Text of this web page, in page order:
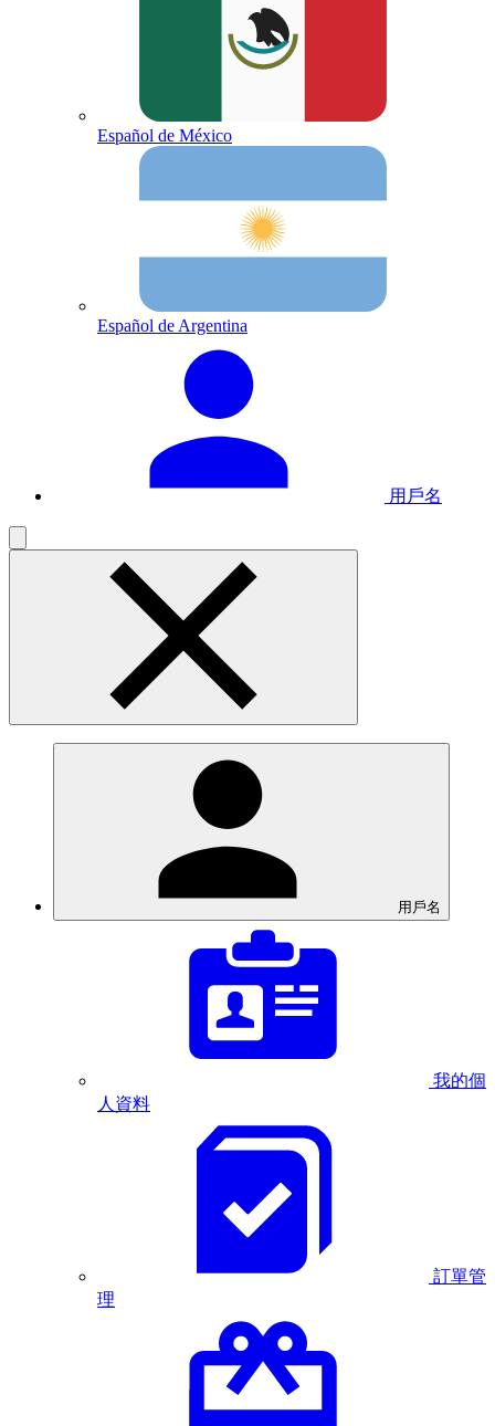
Español de México
Español de Argentina
用戶名
用戶名
我的個
人資料
訂單管
理